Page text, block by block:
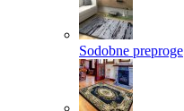
Sodobne preproge